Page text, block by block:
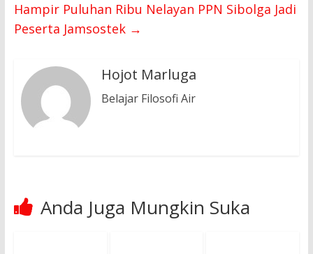
Hampir Puluhan Ribu Nelayan PPN Sibolga Jadi
Peserta Jamsostek →
Hojot Marluga
Belajar Filosofi Air
Anda Juga Mungkin Suka